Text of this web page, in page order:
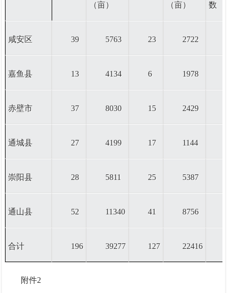
（亩） （亩） 数
咸安区 39 5763 23 2722
嘉鱼县 13 4134 6 1978
赤壁市 37 8030 15 2429
通城县 27 4199 17 1144
崇阳县 28 5811 25 5387
通山县 52 11340 41 8756
合计 196 39277 127 22416
附件2